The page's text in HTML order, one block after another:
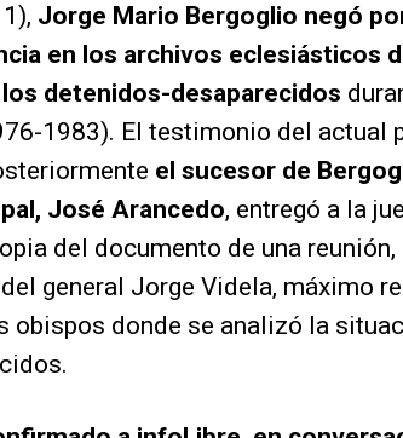
Jorge Mario Bergoglio negó
en los archivos eclesiásticos
detenidos-desaparecidos
1983). El testimonio del actual
el sucesor de
José Arancedo, entregó a la
del documento de una reunión,
general Jorge Videla, máximo
obispos donde se analizó la